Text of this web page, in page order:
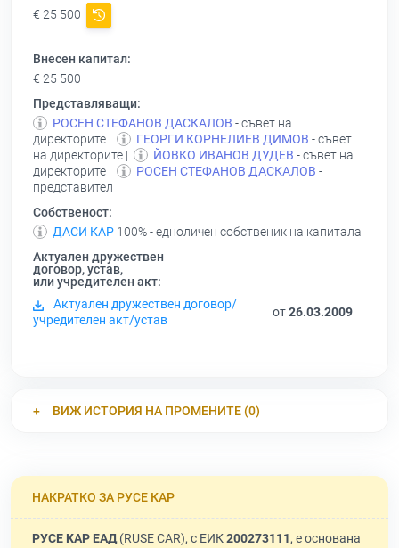
€ 25 500
Внесен капитал:
€ 25 500
Представляващи:
РОСЕН СТЕФАНОВ ДАСКАЛОВ - съвет на
директорите |
ГЕОРГИ КОРНЕЛИЕВ ДИМОВ - съвет
на директорите |
ЙОВКО ИВАНОВ ДУДЕВ - съвет на
директорите |
РОСЕН СТЕФАНОВ ДАСКАЛОВ -
представител
Собственост:
ДАСИ КАР 100% - едноличен собственик на капитала
Актуален дружествен
договор, устав,
или учредителен акт:
Актуален дружествен договор/
учредителен акт/устав
от26.03.2009
ВИЖ ИСТОРИЯ НА ПРОМЕНИТЕ (0)
НАКРАТКО ЗА РУСЕ КАР
РУСЕ КАР ЕАД(RUSE CAR), с ЕИК200273111, е основана